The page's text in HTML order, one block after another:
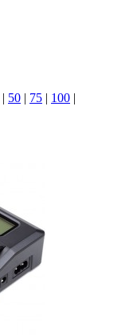
| 50 | 75 | 100 |